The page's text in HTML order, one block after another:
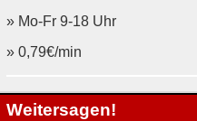
» Mo-Fr 9-18 Uhr
» 0,79€/min
Weitersagen!